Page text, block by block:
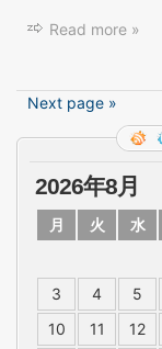
Read more »
Next page »
2026年8月
月 火 水
3
4 5
10
11 12